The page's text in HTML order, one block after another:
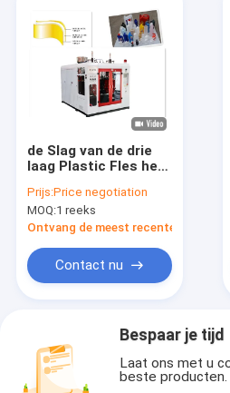
de Slag van de drie
laag Plastic Fles het
voor
schoonheidsmiddelenfles
Prijs:Price negotiation
MOQ:1 reeks
Ontvang de meest recente Prijs
Contact nu
Bespaar je tijd
Laat ons met u
beste producten.